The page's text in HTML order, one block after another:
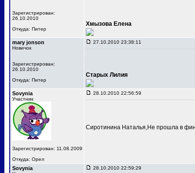
Зарегистрирован:
26.10.2010
Откуда: Питер
Хмызова Елена
mary jonson
Новичок
Зарегистрирован:
26.10.2010
Откуда: Питер
27.10.2010 23:38:11
Старых Лилия
Sovynia
Участник
Зарегистрирован: 11.08.2009
Откуда: Орел
28.10.2010 22:56:59
Сиротинина Наталья,Не прошла в
Sovynia 28.10.2010 22:59:29